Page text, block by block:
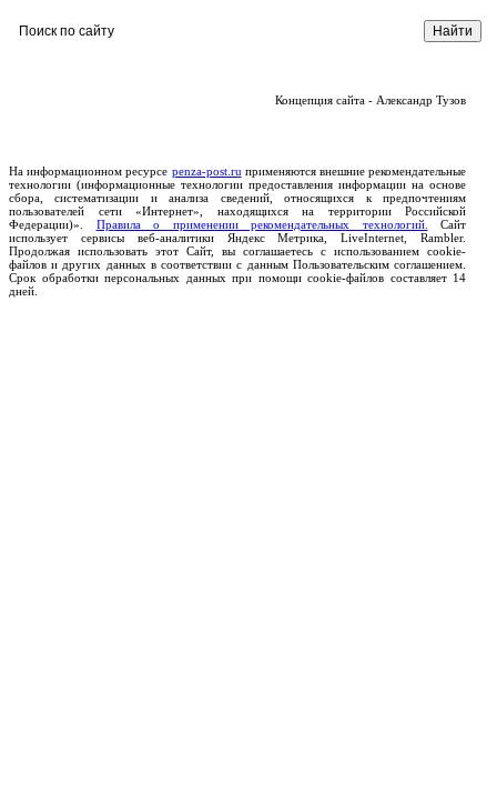
Концепция сайта - Александр Тузов
На информационном ресурсе penza-post.ru применяются внешние рекомендательные
технологии (информационные технологии предоставления информации на основе
сбора, систематизации и анализа сведений, относящихся к предпочтениям
пользователей сети «Интернет», находящихся на территории Российской
Федерации)». Правила о применении рекомендательных технологий.
Сайт
использует сервисы веб-аналитики Яндекс Метрика, LiveInternet, Rambler.
Продолжая использовать этот Сайт, вы соглашаетесь с использованием cookie-
файлов и других данных в соответствии с данным Пользовательским соглашением.
Срок обработки персональных данных при помощи cookie-файлов составляет 14
дней.